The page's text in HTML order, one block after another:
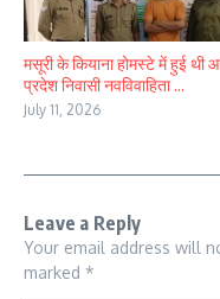
मसूरी के कियाना होमस्टे में हुई थी
प्रदेश निवासी नवविवाहिता ...
July 11, 2026
Leave a Reply
Your email address will
marked *